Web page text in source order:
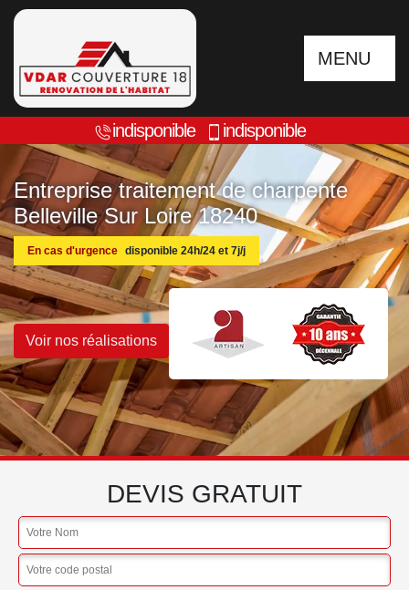
MENU
indisponible indisponible
Entreprise traitement de charpente
Belleville Sur Loire 18240
En cas d'urgence disponible 24h/24 et 7j/j
Voir nos réalisations
DEVIS GRATUIT